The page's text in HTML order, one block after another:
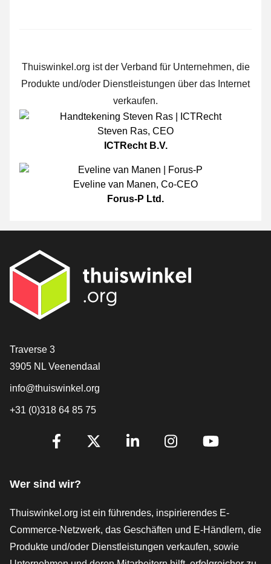
Thuiswinkel.org ist der Verband für Unternehmen, die
Produkte und/oder Dienstleistungen über das Internet
verkaufen.
Steven Ras, CEO
ICTRecht B.V.
Eveline van Manen, Co-CEO
Forus-P Ltd.
[_General:Contact]
Traverse 3
3905 NL Veenendaal
info@thuiswinkel.org
+31 (0)318 64 85 75
[_General:SocialMediaTitle]
Wer sind wir?
Thuiswinkel.org ist ein führendes, inspirierendes E-
Commerce-Netzwerk, das Geschäften und E-Händlern, die
Produkte und/oder Dienstleistungen verkaufen, sowie